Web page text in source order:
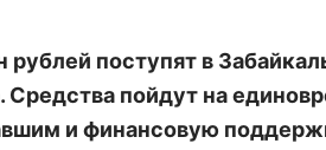
рублей поступят в
пойдут на
и финансовую